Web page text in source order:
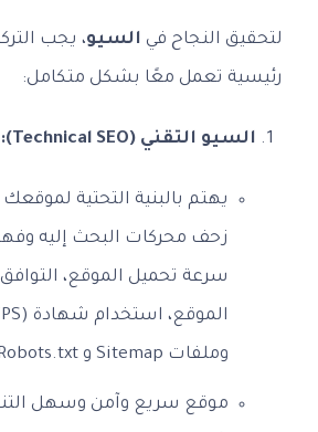
لتحقيق النجاح في السيو، يجب
رئيسية تعمل معًا بشكل متكامل:
السيو التقني (Technical SEO):
يهتم بالبنية التحتية
زحف محركات البحث إليه
سرعة تحميل الموقع،
وملفات Sitemap و Robots.txt.
موقع سريع وآمن وسهل